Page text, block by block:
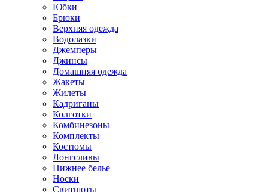
Юбки
Брюки
Верхняя одежда
Водолазки
Джемперы
Джинсы
Домашняя одежда
Жакеты
Жилеты
Кадриганы
Колготки
Комбинезоны
Комплекты
Костюмы
Лонгсливы
Нижнее белье
Носки
Свитшоты